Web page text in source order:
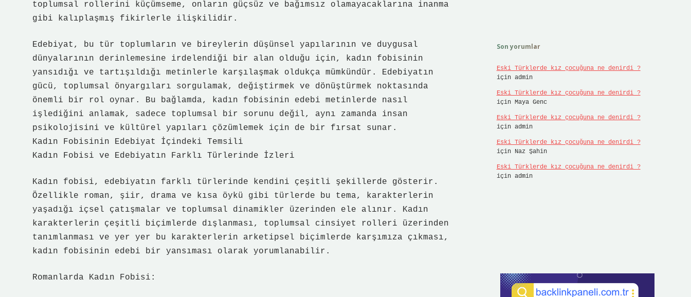
toplumsal rollerini küçümseme, onların güçsüz ve bağımsız olamayacaklarına inanma
gibi kalıplaşmış fikirlerle ilişkilidir.
Edebiyat, bu tür toplumların ve bireylerin düşünsel yapılarının ve duygusal
dünyalarının derinlemesine irdelendiği bir alan olduğu için, kadın fobisinin
yansıdığı ve tartışıldığı metinlerle karşılaşmak oldukça mümkündür. Edebiyatın
gücü, toplumsal önyargıları sorgulamak, değiştirmek ve dönüştürmek noktasında
önemli bir rol oynar. Bu bağlamda, kadın fobisinin edebi metinlerde nasıl
işlediğini anlamak, sadece toplumsal bir sorunu değil, aynı zamanda insan
psikolojisini ve kültürel yapıları çözümlemek için de bir fırsat sunar.
Kadın Fobisinin Edebiyat İçindeki Temsili
Kadın Fobisi ve Edebiyatın Farklı Türlerinde İzleri
Kadın fobisi, edebiyatın farklı türlerinde kendini çeşitli şekillerde gösterir.
Özellikle roman, şiir, drama ve kısa öykü gibi türlerde bu tema, karakterlerin
yaşadığı içsel çatışmalar ve toplumsal dinamikler üzerinden ele alınır. Kadın
karakterlerin çeşitli biçimlerde dışlanması, toplumsal cinsiyet rolleri üzerinden
tanımlanması ve yer yer bu karakterlerin arketipsel biçimlerde karşımıza çıkması,
kadın fobisinin edebi bir yansıması olarak yorumlanabilir.
Romanlarda Kadın Fobisi:
Son yorumlar
Eski Türklerde kız çocuğuna ne denirdi ?
için admin
Eski Türklerde kız çocuğuna ne denirdi ?
için Maya Genc
Eski Türklerde kız çocuğuna ne denirdi ?
için admin
Eski Türklerde kız çocuğuna ne denirdi ?
için Naz Şahin
Eski Türklerde kız çocuğuna ne denirdi ?
için admin